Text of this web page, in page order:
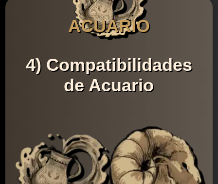
ACUARIO
4) Compatibilidades
de Acuario